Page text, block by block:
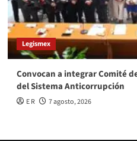
Legismex
Convocan a integrar Comité
del Sistema Anticorrupción
E R 7 agosto, 2026